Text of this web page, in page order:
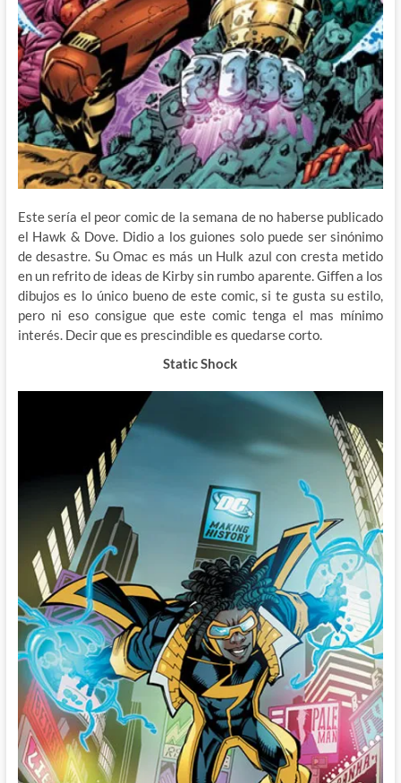
Este sería el peor comic de la semana de no haberse publicado
el Hawk & Dove. Didio a los guiones solo puede ser sinónimo
de desastre. Su Omac es más un Hulk azul con cresta metido
en un refrito de ideas de Kirby sin rumbo aparente. Giffen a los
dibujos es lo único bueno de este comic, si te gusta su estilo,
pero ni eso consigue que este comic tenga el mas mínimo
interés. Decir que es prescindible es quedarse corto.
Static Shock